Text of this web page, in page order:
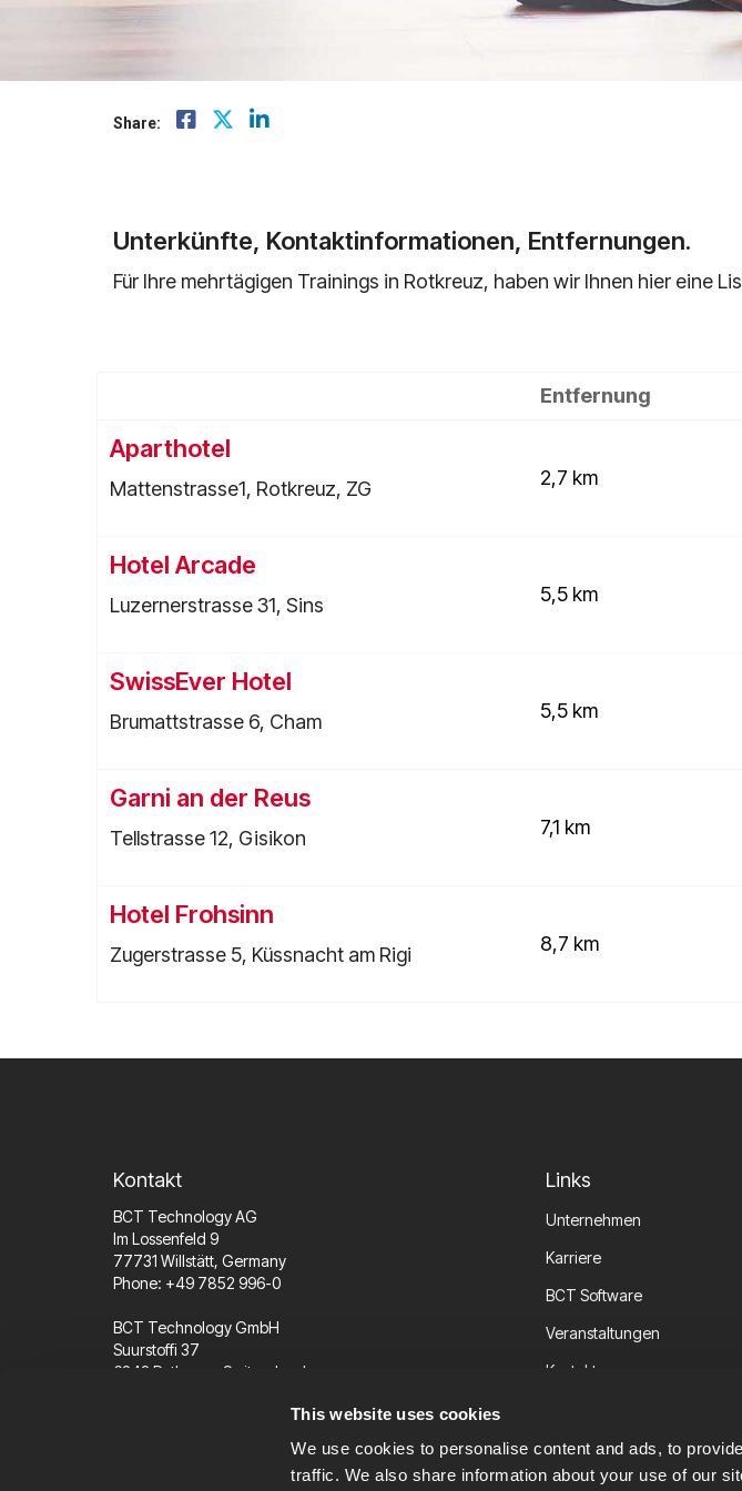
This website uses cookies
We use cookies to personalise content and ads, to
traffic. We also share information about your use of our
Share:
Unterkünfte, Kontaktinformationen, Entfernungen.
Für Ihre mehrtägigen Trainings in Rotkreuz, haben wir Ihnen hier eine
Entfernung
Aparthotel
Mattenstrasse1, Rotkreuz, ZG 2,7 km
Hotel Arcade
Luzernerstrasse 31, Sins 5,5 km
SwissEver Hotel
Brumattstrasse 6, Cham 5,5 km
Garni an der Reus
Tellstrasse 12, Gisikon 7,1 km
Hotel Frohsinn
Zugerstrasse 5, Küssnacht am Rigi 8,7 km
Kontakt
BCT Technology AG
Im Lossenfeld 9
77731 Willstätt, Germany
Phone: +49 7852 996-0
BCT Technology GmbH
Suurstoffi 37
6343 Rotkreuz, Switzerland
Links
Unternehmen
Karriere
BCT Software
Veranstaltungen
Kontakt